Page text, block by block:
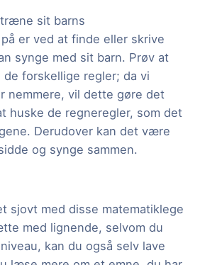
sit barns
er ved at finde eller skrive
synge med sit barn. Prøv at
forskellige regler; da vi
nemmere, vil dette gøre det
huske de regneregler, som det
Derudover kan det være
og synge sammen.
sjovt med disse matematiklege
med lignende, selvom du
kan du også selv lave